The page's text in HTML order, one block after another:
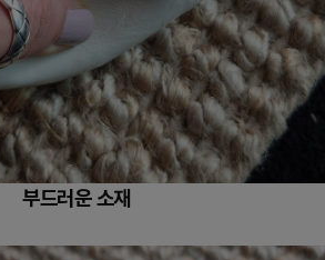
부드러운 소재